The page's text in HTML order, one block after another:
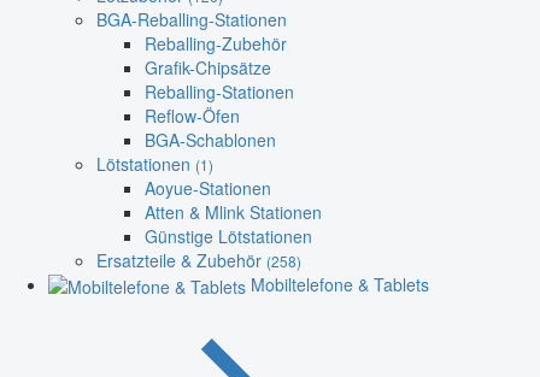
BGA-Reballing-Stationen
Reballing-Zubehör
Grafik-Chipsätze
Reballing-Stationen
Reflow-Öfen
BGA-Schablonen
Lötstationen (1)
Aoyue-Stationen
Atten & Mlink Stationen
Günstige Lötstationen
Ersatzteile & Zubehör (258)
Mobiltelefone & Tablets